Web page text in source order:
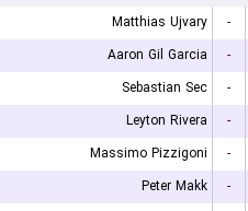
Matthias Ujvary -
Aaron Gil Garcia
-
Sebastian Sec
-
Leyton Rivera
-
Massimo Pizzigoni
-
Peter Makk
-